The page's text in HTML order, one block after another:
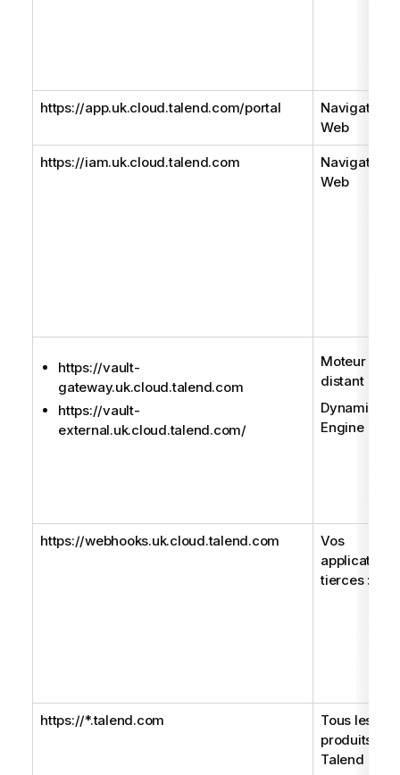
https://app.uk.cloud.talend.com/portal
Navigateur
Web
https://iam.uk.cloud.talend.com
Navigateur
Web
https://vault-
gateway.uk.cloud.talend.com
https://vault-
external.uk.cloud.talend.com/
Moteur
distant
Dynamic
Engine
https://webhooks.uk.cloud.talend.com
Vos
applications
tierces :
https://*.talend.com
Tous les
produits
Talend